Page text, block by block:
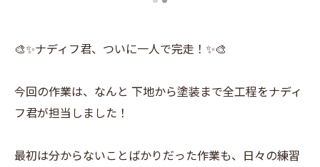
🎨✨ナディフ君、ついに一人で完走！✨🎨
今回の作業は、なんと 下地から塗装まで全工程をナディ
フ君が担当しました！
最初は分からないことばかりだった作業も、日々の練習